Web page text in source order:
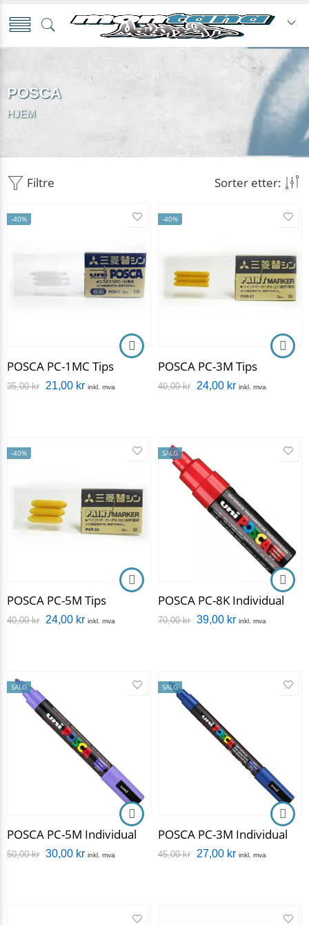
POSCA
HJEM
Filtre Sorter etter:
-40%
POSCA PC-1MC Tips
35,00kr 21,00 kr inkl. mva
-40%
POSCA PC-3M Tips
40,00kr 24,00 kr inkl. mva
-40%
POSCA PC-5M Tips
40,00kr 24,00 kr inkl. mva
SALG
POSCA PC-8K Individual
70,00kr 39,00 kr inkl. mva
SALG
POSCA PC-5M Individual
50,00kr 30,00 kr inkl. mva
SALG
POSCA PC-3M Individual
45,00kr 27,00 kr inkl. mva